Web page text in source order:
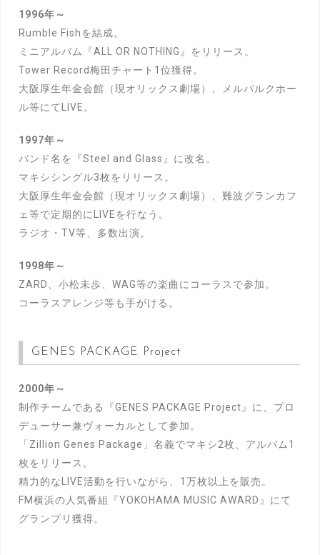
1996年～
Rumble Fishを結成。
ミニアルバム『ALL OR NOTHING』をリリース。
Tower Record梅田チャート1位獲得。
大阪厚生年金会館（現オリックス劇場）、メルパルクホー
ル等にてLIVE。
1997年～
バンド名を『Steel and Glass』に改名。
マキシシングル3枚をリリース。
大阪厚生年金会館（現オリックス劇場）、難波グランカフ
ェ等で定期的にLIVEを行なう。
ラジオ・TV等、多数出演。
1998年～
ZARD、小松未歩、WAG等の楽曲にコーラスで参加。
コーラスアレンジ等も手がける。
GENES PACKAGE Project
2000年～
制作チームである『GENES PACKAGE Project』に、プロ
デューサー兼ヴォーカルとして参加。
「Zillion Genes Package」名義でマキシ2枚、アルバム1
枚をリリース。
精力的なLIVE活動を行いながら、1万枚以上を販売。
FM横浜の人気番組『YOKOHAMA MUSIC AWARD』にて
グランプリ獲得。